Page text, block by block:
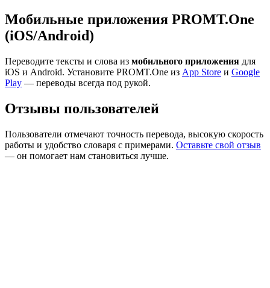
Мобильные приложения PROMT.One
(iOS/Android)
Переводите тексты и слова из мобильного приложения для
iOS и Android. Установите PROMT.One из App Store и Google
Play — переводы всегда под рукой.
Отзывы пользователей
Пользователи отмечают точность перевода, высокую скорость
работы и удобство словаря с примерами. Оставьте свой отзыв
— он помогает нам становиться лучше.